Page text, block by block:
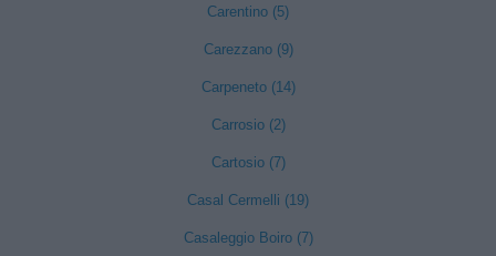
Carentino (5)
Carezzano (9)
Carpeneto (14)
Carrosio (2)
Cartosio (7)
Casal Cermelli (19)
Casaleggio Boiro (7)